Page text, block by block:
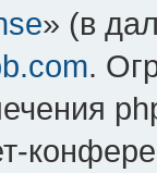
» (в
.